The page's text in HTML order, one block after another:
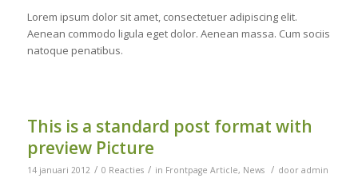
Lorem ipsum dolor sit amet, consectetuer adipiscing elit.
Aenean commodo ligula eget dolor. Aenean massa. Cum sociis
natoque penatibus.
This is a standard post format with
preview Picture
14 januari 2012 / 0 Reacties / in Frontpage Article, News / door admin